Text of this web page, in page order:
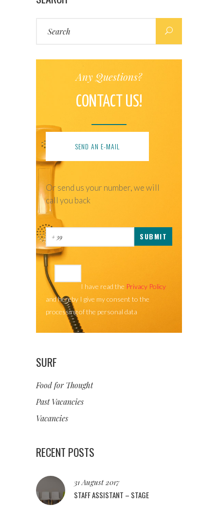
for:
Any Questions?
CONTACT US!
SEND AN E-MAIL
Or send us your number, we will
call you back
I have read the Privacy Policy
and hereby I give my consent to the
processing of the personal data
SURF
Food for Thought
Past Vacancies
Vacancies
RECENT POSTS
31 August 2017
STAFF ASSISTANT – STAGE